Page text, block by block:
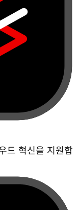
드 혁신을 지원합